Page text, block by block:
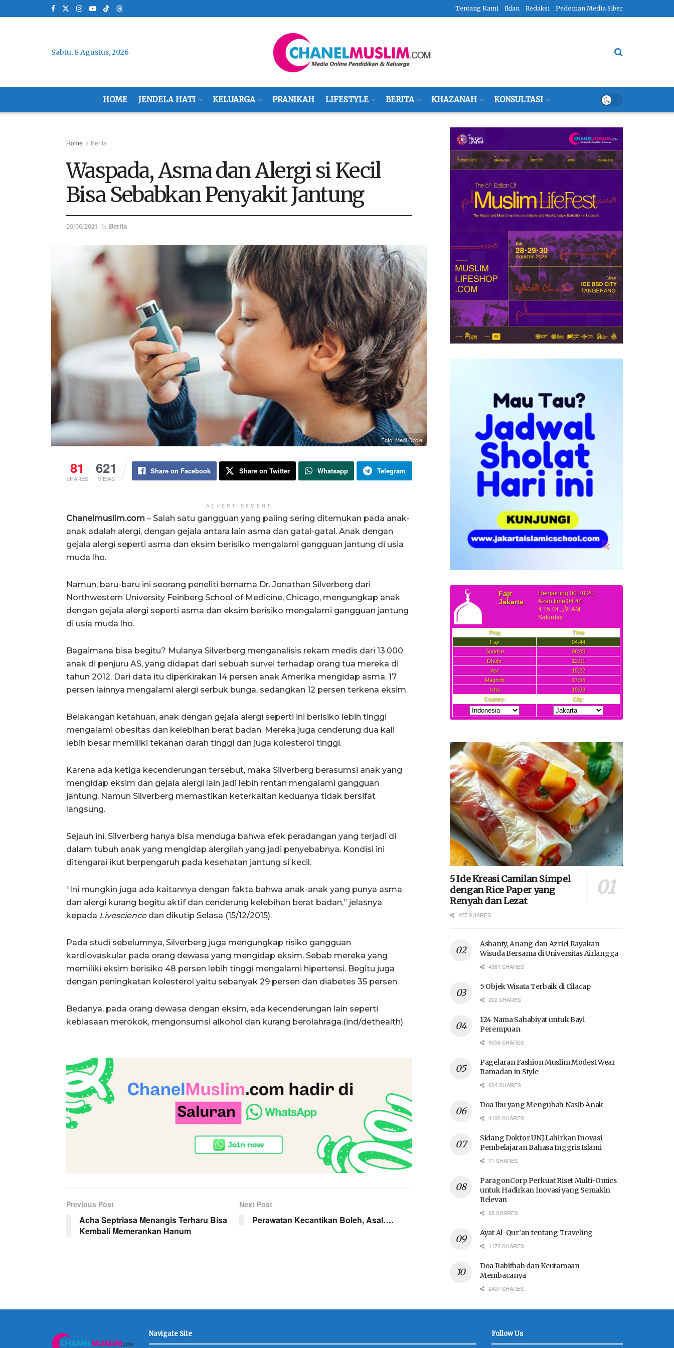
Tentang Kami Iklan Redaksi Pedoman Media Siber
Sabtu, 8 Agustus, 2026
HOME JENDELA HATI KELUARGA PRANIKAH LIFESTYLE BERITA KHAZANAH KONSULTASI
Home Berita
Waspada, Asma dan Alergi si Kecil
Bisa Sebabkan Penyakit Jantung
20/06/2021 in Berita
Foto: Medi Circle
81
SHARES
621
VIEWS
Share on Facebook Share on Twitter Whatsapp Telegram
ADVERTISEMENT
Chanelmuslim.com – Salah satu gangguan yang paling sering ditemukan pada anak-
anak adalah alergi, dengan gejala antara lain asma dan gatal-gatal. Anak dengan
gejala alergi seperti asma dan eksim berisiko mengalami gangguan jantung di usia
muda lho.
Namun, baru-baru ini seorang peneliti bernama Dr. Jonathan Silverberg dari
Northwestern University Feinberg School of Medicine, Chicago, mengungkap anak
dengan gejala alergi seperti asma dan eksim berisiko mengalami gangguan jantung
di usia muda lho.
Bagaimana bisa begitu? Mulanya Silverberg menganalisis rekam medis dari 13.000
anak di penjuru AS, yang didapat dari sebuah survei terhadap orang tua mereka di
tahun 2012. Dari data itu diperkirakan 14 persen anak Amerika mengidap asma. 17
persen lainnya mengalami alergi serbuk bunga, sedangkan 12 persen terkena eksim.
Belakangan ketahuan, anak dengan gejala alergi seperti ini berisiko lebih tinggi
mengalami obesitas dan kelebihan berat badan. Mereka juga cenderung dua kali
lebih besar memiliki tekanan darah tinggi dan juga kolesterol tinggi.
Karena ada ketiga kecenderungan tersebut, maka Silverberg berasumsi anak yang
mengidap eksim dan gejala alergi lain jadi lebih rentan mengalami gangguan
jantung. Namun Silverberg memastikan keterkaitan keduanya tidak bersifat
langsung.
Sejauh ini, Silverberg hanya bisa menduga bahwa efek peradangan yang terjadi di
dalam tubuh anak yang mengidap alergilah yang jadi penyebabnya. Kondisi ini
ditengarai ikut berpengaruh pada kesehatan jantung si kecil.
“Ini mungkin juga ada kaitannya dengan fakta bahwa anak-anak yang punya asma
dan alergi kurang begitu aktif dan cenderung kelebihan berat badan,” jelasnya
kepada Livesciencedan dikutip Selasa (15/12/2015).
Pada studi sebelumnya, Silverberg juga mengungkap risiko gangguan
kardiovaskular pada orang dewasa yang mengidap eksim. Sebab mereka yang
memiliki eksim berisiko 48 persen lebih tinggi mengalami hipertensi. Begitu juga
dengan peningkatan kolesterol yaitu sebanyak 29 persen dan diabetes 35 persen.
Bedanya, pada orang dewasa dengan eksim, ada kecenderungan lain seperti
kebiasaan merokok, mengonsumsi alkohol dan kurang berolahraga.(ind/dethealth)
Previous Post
Acha Septriasa Menangis Terharu Bisa
Kembali Memerankan Hanum
Next Post
Perawatan Kecantikan Boleh, Asal….
5 Ide Kreasi Camilan Simpel
dengan Rice Paper yang
Renyah dan Lezat
427 SHARES
Ashanty, Anang dan Azriel Rayakan
Wisuda Bersama di Universitas Airlangga
4361 SHARES
5 Objek Wisata Terbaik di Cilacap
202 SHARES
124 Nama Sahabiyat untuk Bayi
Perempuan
9056 SHARES
Pagelaran Fashion Muslim Modest Wear
Ramadan in Style
634 SHARES
Doa Ibu yang Mengubah Nasib Anak
4100 SHARES
Sidang Doktor UNJ Lahirkan Inovasi
Pembelajaran Bahasa Inggris Islami
71 SHARES
ParagonCorp Perkuat Riset Multi-Omics
untuk Hadirkan Inovasi yang Semakin
Relevan
68 SHARES
Ayat Al-Qur’an tentang Traveling
1172 SHARES
Doa Rabithah dan Keutamaan
Membacanya
2407 SHARES
Navigate Site Follow Us